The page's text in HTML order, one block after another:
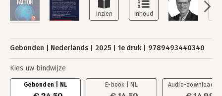
Gebonden Nederlands 2025 1e druk 9789493440340
Kies uw bindwijze
Gebonden | NL E-book | NL Audio-download |